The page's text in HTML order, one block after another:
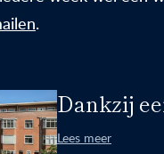
.
Dankzij
Lees meer